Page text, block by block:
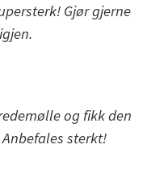
Gjør gjerne
og fikk den
sterkt!